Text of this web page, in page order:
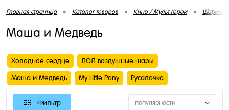
Главная страница • Каталог товаров • Кино / Мульт герои • Шарики
Маша и Медведь
Холодное сердце ЛОЛ воздушные шары
Маша и Медведь My Little Pony Русалочка
Фильтр популярности